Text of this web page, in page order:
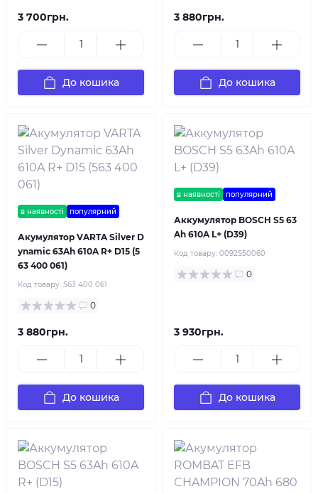
3 700грн.
До кошика
3 880грн.
До кошика
в наявності популярний
Акумулятор VARTA Silver D
ynamic 63Ah 610A R+ D15 (5
63 400 061)
Код товару: 563 400 061
0
3 880грн.
До кошика
в наявності популярний
Аккумулятор BOSCH S5 63
Ah 610A L+ (D39)
Код товару: 0092S50060
0
3 930грн.
До кошика